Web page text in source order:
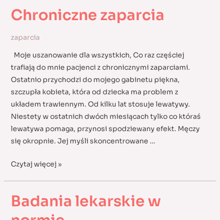
Chroniczne zaparcia
zaparcia
Moje uszanowanie dla wszystkich, Co raz częściej
trafiają do mnie pacjenci z chronicznymi zaparciami.
Ostatnio przychodzi do mojego gabinetu piękna,
szczupła kobieta, która od dziecka ma problem z
układem trawiennym. Od kilku lat stosuje lewatywy.
Niestety w ostatnich dwóch miesiącach tylko co któraś
lewatywa pomaga, przynosi spodziewany efekt. Męczy
się okropnie. Jej myśli skoncentrowane …
Chroniczne
Czytaj więcej »
Badania lekarskie w